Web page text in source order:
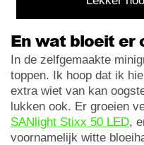
En wat bloeit er
In de zelfgemaakte
toppen. Ik hoop dat ik
extra wiet van kan
lukken ook. Er groeien
SANlight Stixx 50 LED,
voornamelijk witte